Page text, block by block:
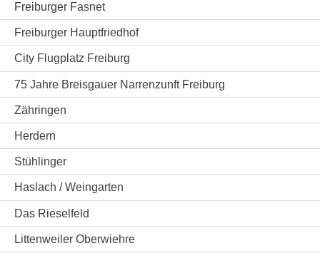
Freiburger Fasnet
Freiburger Hauptfriedhof
City Flugplatz Freiburg
75 Jahre Breisgauer Narrenzunft Freiburg
Zähringen
Herdern
Stühlinger
Haslach / Weingarten
Das Rieselfeld
Littenweiler Oberwiehre